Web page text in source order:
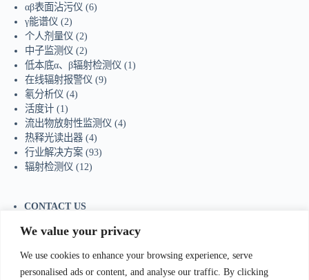
We value your privacy
We use cookies to enhance your browsing experience, serve
personalised ads or content, and analyse our traffic. By clicking
αβ表面沾污仪 (6)
γ能谱仪 (2)
个人剂量仪 (2)
中子监测仪 (2)
低本底α、β辐射检测仪 (1)
在线辐射报警仪 (9)
氡分析仪 (4)
活度计 (1)
流出物放射性监测仪 (4)
热释光读出器 (4)
行业解决方案 (93)
辐射检测仪 (12)
CONTACT US
Mobile/Wechat：+86-18129873251
E-mail:sales@ydhjkj.cn